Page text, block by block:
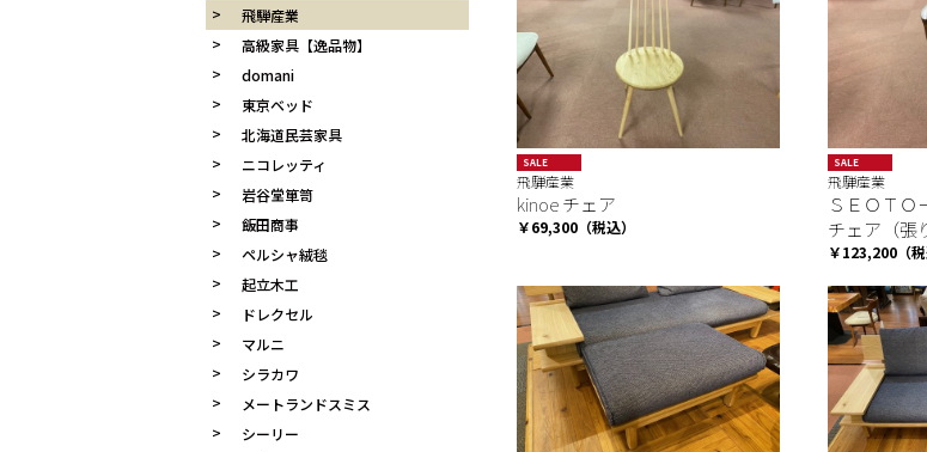
飛騨産業
高級家具【逸品物】
domani
東京ベッド
北海道民芸家具
ニコレッティ
岩谷堂箪笥
飯田商事
ペルシャ絨毯
起立木工
ドレクセル
マルニ
シラカワ
メートランドスミス
シーリー
SALE
飛騨産業
kinoe チェア
￥69,300（税込）
SALE
飛騨産業
ＳＥＯＴ
チェア（張
￥123,200（税